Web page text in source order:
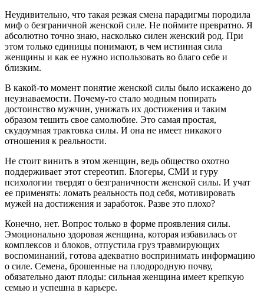
Неудивительно, что такая резкая смена парадигмы породила
миф о безграничной женской силе. Не поймите превратно. Я
абсолютно точно знаю, насколько силен женский род. При
этом только единицы понимают, в чем истинная сила
женщины и как ее нужно использовать во благо себе и
близким.
В какой-то момент понятие женской силы было искажено до
неузнаваемости. Почему-то стало модным попирать
достоинство мужчин, унижать их достижения и таким
образом тешить свое самолюбие. Это самая простая,
скудоумная трактовка силы. И она не имеет никакого
отношения к реальности.
Не стоит винить в этом женщин, ведь общество охотно
поддерживает этот стереотип. Блогеры, СМИ и гуру
психологии твердят о безграничности женской силы. И учат
ее применять: ломать реальность под себя, мотивировать
мужей на достижения и заработок. Разве это плохо?
Конечно, нет. Вопрос только в форме проявления силы.
Эмоционально здоровая женщина, которая избавилась от
комплексов и блоков, отпустила груз травмирующих
воспоминаний, готова адекватно воспринимать информацию
о силе. Семена, брошенные на плодородную почву,
обязательно дают плоды: сильная женщина имеет крепкую
семью и успешна в карьере.